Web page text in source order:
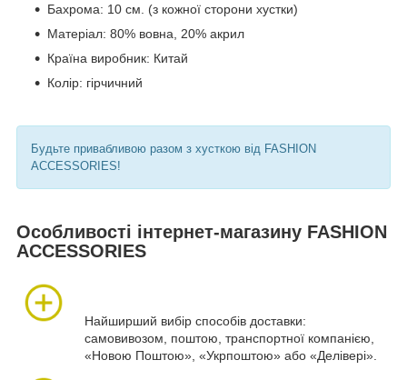
Бахрома: 10 см. (з кожної сторони хустки)
Матеріал: 80% вовна, 20% акрил
Країна виробник: Китай
Колір: гірчичний
Будьте привабливою разом з хусткою від FASHION
ACCESSORIES!
Особливості інтернет-магазину FASHION
ACCESSORIES
Найширший вибір способів доставки:
самовивозом, поштою, транспортної компанією,
«Новою Поштою», «Укрпоштою» або «Делівері».